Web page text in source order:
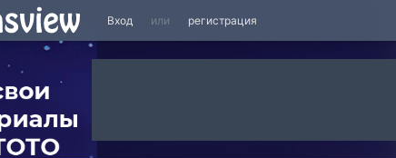
Вход или регистрация